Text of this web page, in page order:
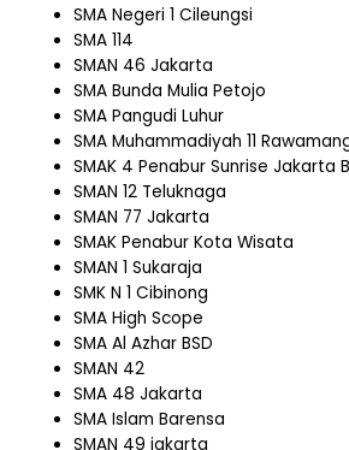
SMA Negeri 1 Cileungsi
SMA 114
SMAN 46 Jakarta
SMA Bunda Mulia Petojo
SMA Pangudi Luhur
SMA Muhammadiyah 11
SMAK 4 Penabur Sunrise Jakarta
SMAN 12 Teluknaga
SMAN 77 Jakarta
SMAK Penabur Kota Wisata
SMAN 1 Sukaraja
SMK N 1 Cibinong
SMA High Scope
SMA Al Azhar BSD
SMAN 42
SMA 48 Jakarta
SMA Islam Barensa
SMAN 49 jakarta